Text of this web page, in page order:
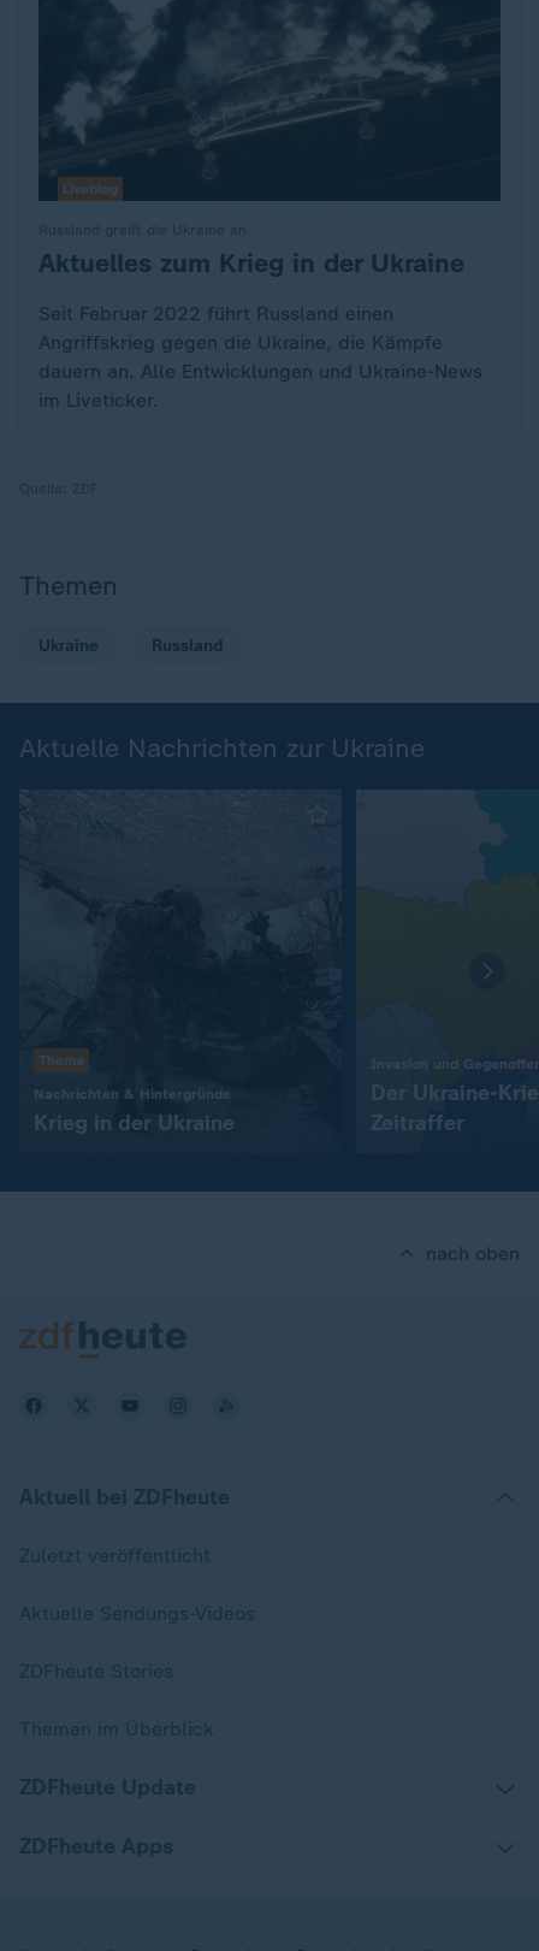
:
Aktuelles zum Krieg in der Ukraine
Seit Februar 2022 führt Russland einen
Angriffskrieg gegen die Ukraine, die Kämpfe
dauern an. Alle Entwicklungen und Ukraine-News
im Liveticker.
Liveblog
Themen
Ukraine Russland
Aktuelle Nachrichten zur Ukraine
Thema
Nachrichten & Hintergründe
Krieg in der Ukraine
Invasion und
Der Ukraine-
Zeitraffer
nach oben